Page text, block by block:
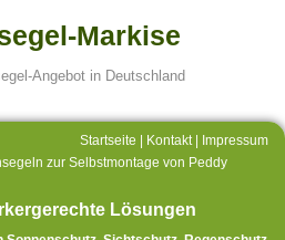
Markise
Angebot in Deutschland
Startseite Kontakt
Impressum
zur Selbstmontage von Peddy
Lösungen